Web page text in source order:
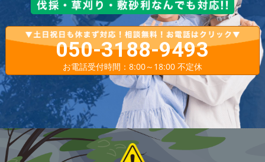
050-3188-9493
お電話受付時間：8:00～18:00 不定休